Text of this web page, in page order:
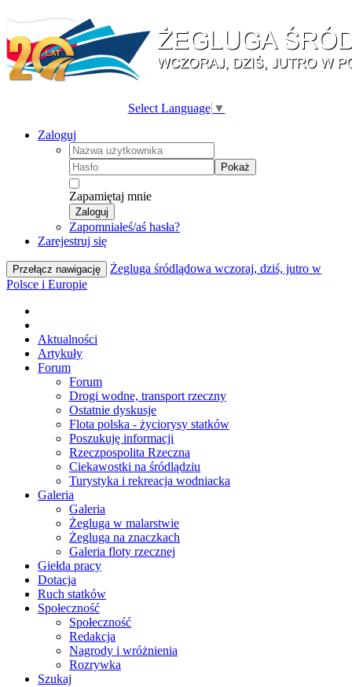
Select Language ▼
Zaloguj
Pokaż
Zapamiętaj mnie
Zaloguj
Zapomniałeś/aś hasła?
Zarejestruj się
Przełącz nawigację
Żegluga śródlądowa wczoraj, dziś, jutro w
Polsce i Europie
Aktualności
Artykuły
Forum
Forum
Drogi wodne, transport rzeczny
Ostatnie dyskusje
Flota polska - życiorysy statków
Poszukuję informacji
Rzeczpospolita Rzeczna
Ciekawostki na śródlądziu
Turystyka i rekreacja wodniacka
Galeria
Galeria
Żegluga w malarstwie
Żegluga na znaczkach
Galeria floty rzecznej
Giełda pracy
Dotacja
Ruch statków
Społeczność
Społeczność
Redakcja
Nagrody i wróżnienia
Rozrywka
Szukaj